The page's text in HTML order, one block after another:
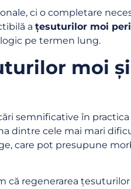
ci o completare
a țesuturilor moi
pe termen lung.
moi
semnificative în practica
dintre cele mai mari
care pot presupune
că regenerarea